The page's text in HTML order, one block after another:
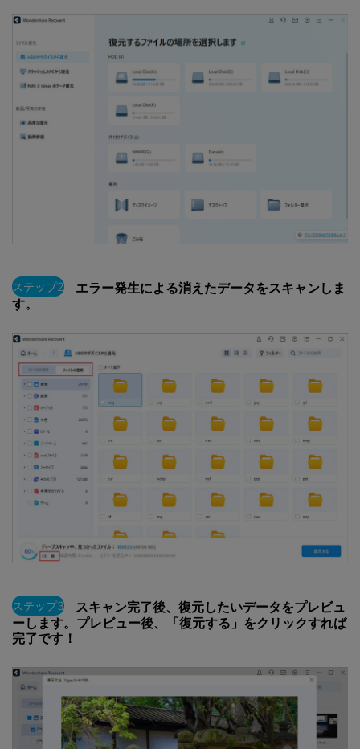
ステップ2
エラー発生による消えたデータをスキャンしま
す。
ステップ3
スキャン完了後、復元したいデータをプレビュ
ーします。プレビュー後、「復元する」をクリックすれば
完了です！